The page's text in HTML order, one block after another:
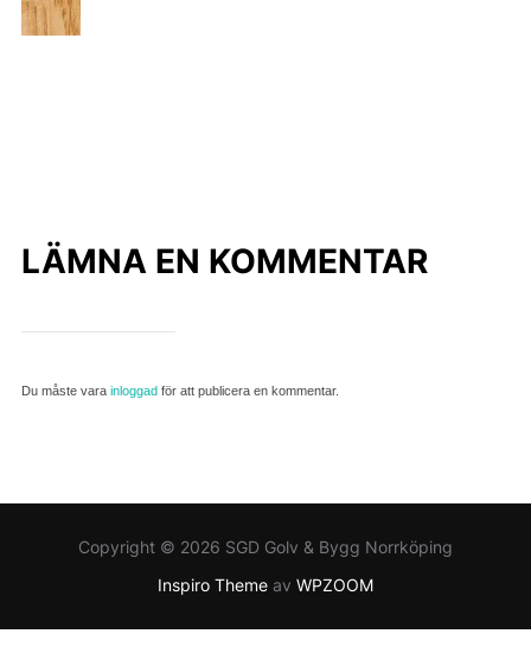
LÄMNA EN KOMMENTAR
Du måste vara inloggadför att publicera en kommentar.
Copyright © 2026 SGD Golv & Bygg Norrköping
Inspiro Theme av WPZOOM